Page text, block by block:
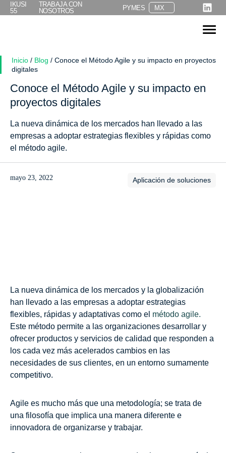
IKUSI
55
TRABAJA CON
NOSOTROS
PYMES MX search
Search
Inicio / Blog / Conoce el Método Agile y su impacto en proyectos
digitales
Conoce el Método Agile y su impacto en
proyectos digitales
La nueva dinámica de los mercados han llevado a las
empresas a adoptar estrategias flexibles y rápidas como
el método agile.
mayo 23, 2022 Aplicación de soluciones
La nueva dinámica de los mercados y la globalización
han llevado a las empresas a adoptar estrategias
flexibles, rápidas y adaptativas como el método agile.
Este método permite a las organizaciones desarrollar y
ofrecer productos y servicios de calidad que responden a
los cada vez más acelerados cambios en las
necesidades de sus clientes, en un entorno sumamente
competitivo.
Agile es mucho más que una metodología; se trata de
una filosofía que implica una manera diferente e
innovadora de organizarse y trabajar.